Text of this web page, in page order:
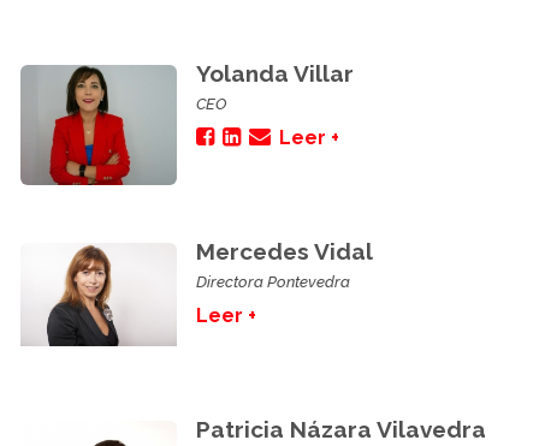
Yolanda Villar
CEO
Leer +
Mercedes Vidal
Directora Pontevedra
Leer +
Patricia Názara Vilavedra